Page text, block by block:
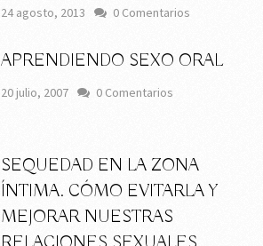
24 agosto, 2013 0 Comentarios
APRENDIENDO SEXO ORAL
20 julio, 2007 0 Comentarios
SEQUEDAD EN LA ZONA
ÍNTIMA. CÓMO EVITARLA Y
MEJORAR NUESTRAS